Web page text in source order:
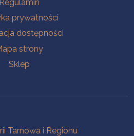
Regulamin
prywatności
dostępności
strony
Sklep
Tarnowa i Regionu